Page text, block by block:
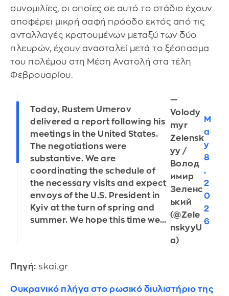
συνομιλίες, οι οποίες σε αυτό το στάδιο έχουν
αποφέρει μικρή σαφή πρόοδο εκτός από τις
ανταλλαγές κρατουμένων μεταξύ των δύο
πλευρών, έχουν ανασταλεί μετά το ξέσπασμα
του πολέμου στη Μέση Ανατολή στα τέλη
Φεβρουαρίου.
Today, Rustem Umerov
delivered a report following his
meetings in the United States.
The negotiations were
substantive. We are
coordinating the schedule of
the necessary visits and expect
envoys of the U.S. President in
Kyiv at the turn of spring and
summer. We hope this time we…
—
Volody
myr
Zelensk
yy /
Волод
имир
Зеленс
ький
(@Zele
nskyyU
a)
M
a
y
8
,
2
0
2
6
Πηγή: skai.gr
Ουκρανικό πλήγα στο ρωσικό διυλιστήριο της